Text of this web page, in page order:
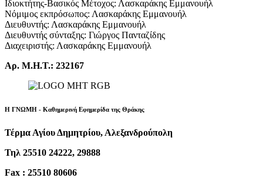
Ιδιοκτήτης-Βασικός Μέτοχος: Λασκαράκης Εμμανουήλ
Νόμιμος εκπρόσωπος: Λασκαράκης Εμμανουήλ
Διευθυντής: Λασκαράκης Εμμανουήλ
Διευθυντής σύνταξης: Γιώργος Πανταζίδης
Διαχειριστής: Λασκαράκης Εμμανουήλ
Αρ. Μ.Η.Τ.: 232167
Η ΓΝΩΜΗ - Καθημερινή Εφημερίδα της Θράκης
Τέρμα Αγίου Δημητρίου, Αλεξανδρούπολη
Τηλ 25510 24222, 29888
Fax : 25510 80606